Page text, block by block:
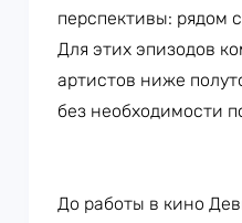
перспективы: рядом
Для этих эпизодов
артистов ниже
без необходимости
До работы в кино